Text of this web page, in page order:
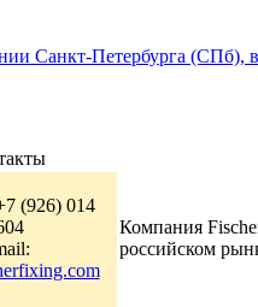
Санкт-Петербурга (СПб),
(926) 014
Компания
российском